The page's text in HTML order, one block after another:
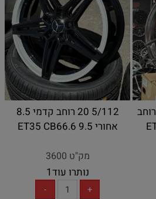
5/112 20 רוחב קדמי 9 רוחב
5/112 20 רוחב קדמי 8.5
אחורי 9.5 ET35 CB66.6
מק"ט 3600
נותרו עוד1